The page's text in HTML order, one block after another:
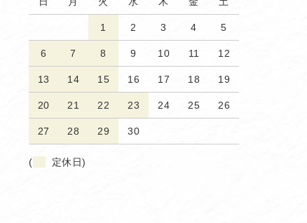
1 2 3 4 5
6 7 8 9 10 11 12
13 14 15 16 17 18 19
20 21 22 23 24 25 26
27 28 29 30
( 定休日)